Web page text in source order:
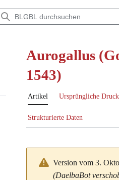
Aurogallus
1543)
Artikel Ursprüngliche
Strukturierte Daten
Version vom 3.
(DaelbaBot